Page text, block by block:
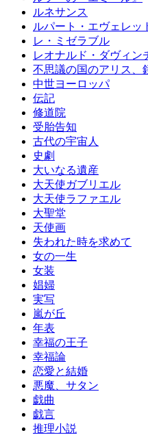
ルネサンス
ルパート・エヴェレッ
レ・ミゼラブル
レオナルド・ダヴィン
不思議の国のアリス、
中世ヨーロッパ
伝記
修道院
受胎告知
古代の宇宙人
史劇
大いなる遺産
大天使ガブリエル
大天使ラファエル
大聖堂
天使画
失われた時を求めて
女の一生
女装
娼婦
実写
嵐が丘
年表
幸福の王子
幸福論
恋愛と結婚
悪魔、サタン
戯曲
戯言
推理小説